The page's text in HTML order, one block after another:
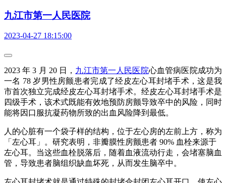
九江市第一人民医院
2023-04-27 18:15:00
2023 年 3 月 20 日， 九江市第一人民医院心血管病医院成功为
一名 78 岁男性房颤患者完成了经皮左心耳封堵手术，这是我
市首次独立完成经皮左心耳封堵手术。经皮左心耳封堵手术是
四级手术，该术式既能有效地预防房颤导致卒中的风险，同时
能将因口服抗凝药物所致的出血风险降到最低。
人的心脏有一个袋子样的结构，位于左心房的左前上方，称为
「左心耳」。研究表明，非瓣膜性房颤患者 90% 血栓来源于
左心耳。当这些血栓脱落后，随着血液流动行走，会堵塞脑血
管，导致患者脑组织缺血坏死，从而发生脑卒中。